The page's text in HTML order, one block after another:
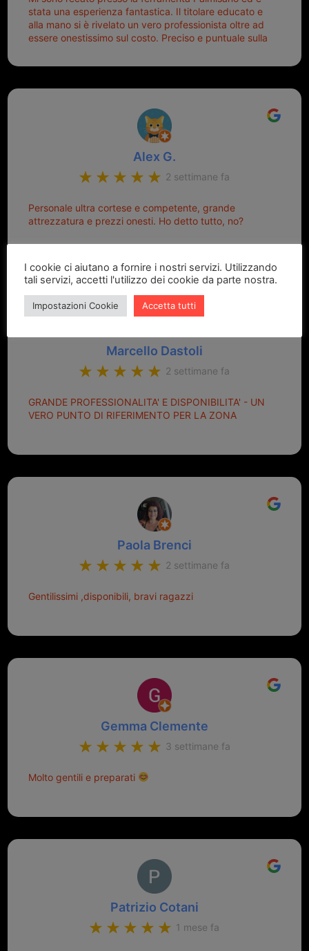
stata una esperienza fantastica. Il titolare educato e
alla mano si è rivelato un vero professionista oltre ad
essere onestissimo sul costo. Preciso e puntuale sulla
Alex G.
2 settimane fa
Personale ultra cortese e competente, grande
attrezzatura e prezzi onesti. Ho detto tutto, no?
Marcello Dastoli
2 settimane fa
GRANDE PROFESSIONALITA' E DISPONIBILITA' - UN
VERO PUNTO DI RIFERIMENTO PER LA ZONA
Paola Brenci
2 settimane fa
Gentilissimi ,disponibili, bravi ragazzi
Gemma Clemente
3 settimane fa
Molto gentili e preparati
Patrizio Cotani
1 mese fa
I cookie ci aiutano a fornire i nostri servizi. Utilizzando
tali servizi, accetti l'utilizzo dei cookie da parte nostra.
Impostazioni Cookie Accetta tutti